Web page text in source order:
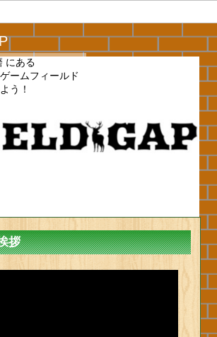
にある
ームフィールド
う！
拶